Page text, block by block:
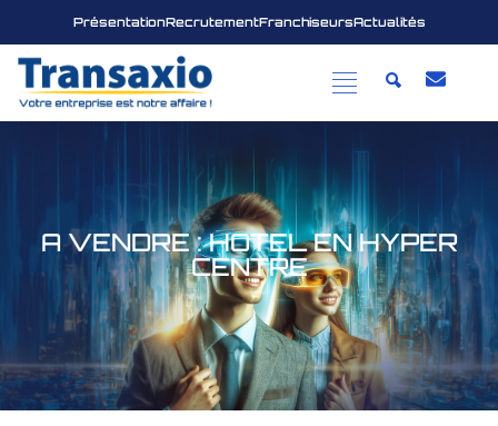
PrésentationRecrutementFranchiseursActualités
A VENDRE : HOTEL EN HYPER
CENTRE